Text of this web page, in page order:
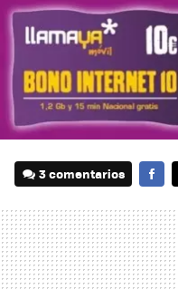
3 comentarios